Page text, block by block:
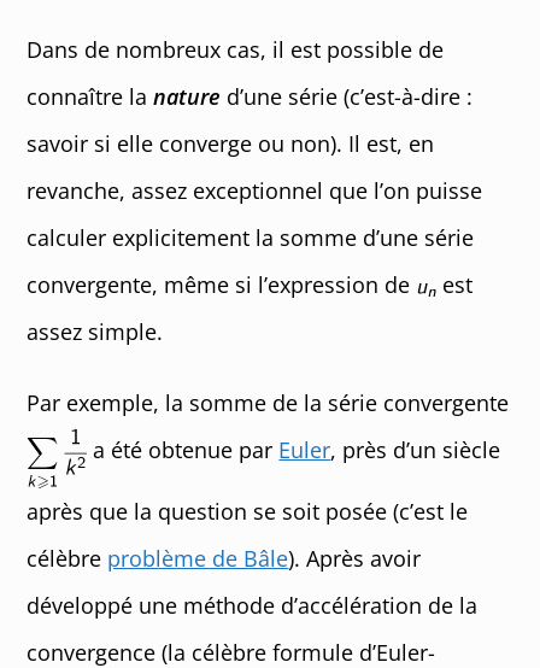
Dans de nombreux cas, il est possible de
connaître lanature d’une série (c’est-à-dire :
savoir si elle converge ou non). Il est, en
revanche, assez exceptionnel que l’on puisse
calculer explicitement la somme d’une série
convergente, même si l’expression de
est
assez simple.
Par exemple, la somme de la série convergente
a été obtenue par Euler, près d’un siècle
après que la question se soit posée (c’est le
célèbre problème de Bâle). Après avoir
développé une méthode d’accélération de la
convergence (la célèbre formule d’Euler-